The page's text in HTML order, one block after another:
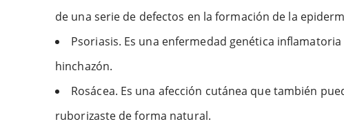
de una serie de defectos en la formación de la
Psoriasis. Es una enfermedad genética
hinchazón.
Rosácea. Es una afección cutánea que también
ruborizaste de forma natural.